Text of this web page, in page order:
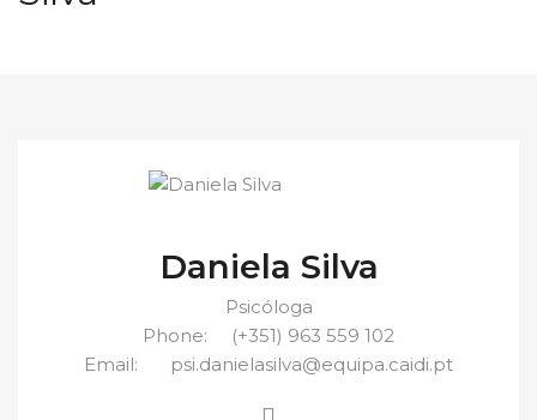
Daniela Silva
Psicóloga
Phone:
(+351) 963 559 102
Email:
psi.danielasilva@equipa.caidi.pt